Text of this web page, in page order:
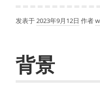
发表于2023年9月12日 作者
背景